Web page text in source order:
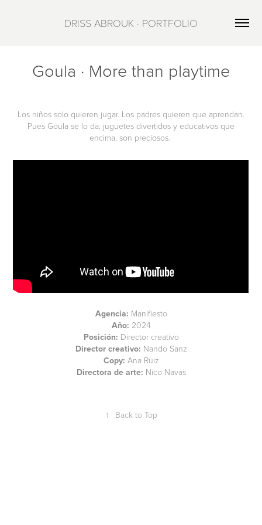
DRISS ABROUK · PORTFOLIO
Goula · More than playtime
Los niños solo quieren jugar. Los padres quieren que aprendan.
Pues Goula se lo da: juguetes divertidos y educativos que
encima, son preciosos.
Agencia: Manifiesto
Año: 2024​​​​​​​
Posición: Director creativo
Director creativo: Nando Sanz
Copy: Ana Ruiz
Directora de arte: Nico Navas
↑ Back to Top